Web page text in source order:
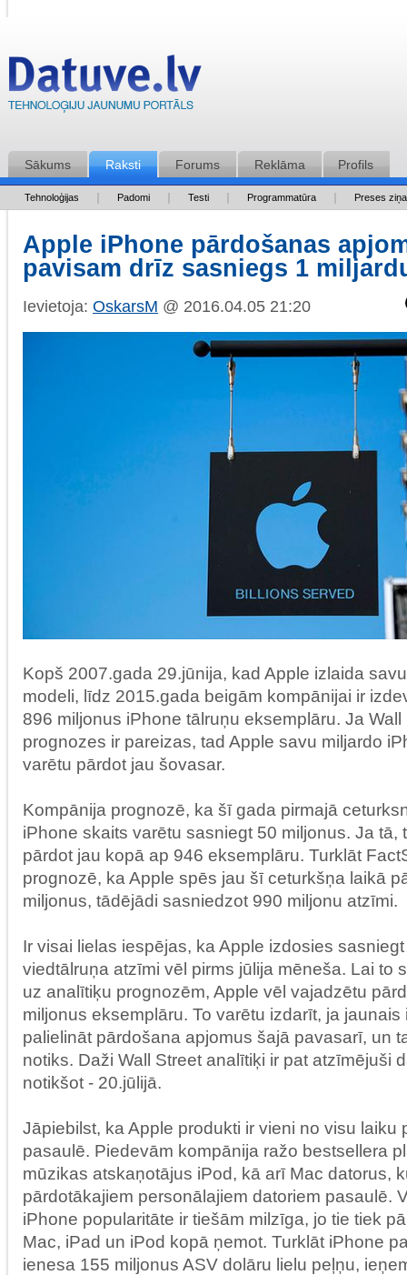
Sākums Raksti Forums Reklāma Profils
Tehnoloģijas Padomi Testi Programmatūra Preses
Apple iPhone pārdošanas
pavisam drīz sasniegs 1
Ievietoja: OskarsM @ 2016.04.05 21:20
Kopš 2007.gada 29.jūnija, kad Apple izlaida
modeli, līdz 2015.gada beigām kompānijai ir
896 miljonus iPhone tālruņu eksemplāru. Ja
prognozes ir pareizas, tad Apple savu miljardo
varētu pārdot jau šovasar.
Kompānija prognozē, ka šī gada pirmajā
iPhone skaits varētu sasniegt 50 miljonus. Ja tā,
pārdot jau kopā ap 946 eksemplāru. Turklāt
prognozē, ka Apple spēs jau šī ceturkšņa laikā
miljonus, tādējādi sasniedzot 990 miljonu atzīmi.
Ir visai lielas iespējas, ka Apple izdosies
viedtālruņa atzīmi vēl pirms jūlija mēneša. Lai to
uz analītiķu prognozēm, Apple vēl vajadzētu
miljonus eksemplāru. To varētu izdarīt, ja
palielināt pārdošana apjomus šajā pavasarī, un
notiks. Daži Wall Street analītiķi ir pat atzīmējuši
notikšot - 20.jūlijā.
Jāpiebilst, ka Apple produkti ir vieni no visu laiku
pasaulē. Piedevām kompānija ražo bestsellera
mūzikas atskaņotājus iPod, kā arī Mac datorus,
pārdotākajiem personālajiem datoriem pasaulē.
iPhone popularitāte ir tiešām milzīga, jo tie tiek
Mac, iPad un iPod kopā ņemot. Turklāt iPhone
ienesa 155 miljonus ASV dolāru lielu peļņu,